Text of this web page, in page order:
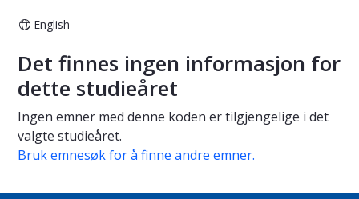
English
Om emnet
Det finnes ingen informasjon for
dette studieåret
Ingen emner med denne koden er tilgjengelige i det
valgte studieåret.
Bruk emnesøk for å finne andre emner.